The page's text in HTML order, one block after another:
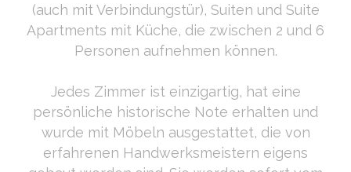
(auch mit Verbindungstür), Suiten und Suite
Apartments mit Küche, die zwischen 2 und 6
Personen aufnehmen können.
Jedes Zimmer ist einzigartig, hat eine
persönliche historische Note erhalten und
wurde mit Möbeln ausgestattet, die von
erfahrenen Handwerksmeistern eigens